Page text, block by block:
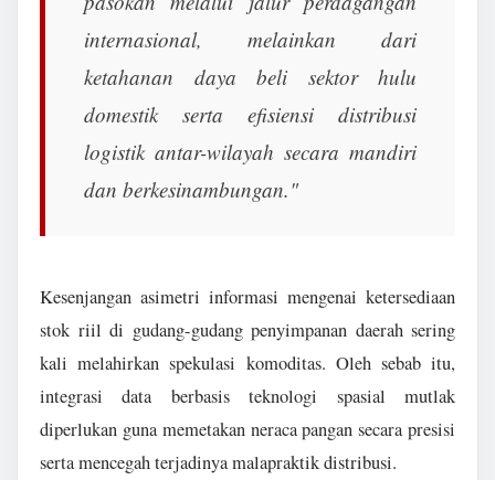
internasional, melainkan dari
ketahanan daya beli sektor hulu
domestik serta efisiensi distribusi
logistik antar-wilayah secara mandiri
dan berkesinambungan."
Kesenjangan asimetri informasi mengenai ketersediaan
stok riil di gudang-gudang penyimpanan daerah sering
kali melahirkan spekulasi komoditas. Oleh sebab itu,
integrasi data berbasis teknologi spasial mutlak
diperlukan guna memetakan neraca pangan secara presisi
serta mencegah terjadinya malapraktik distribusi.